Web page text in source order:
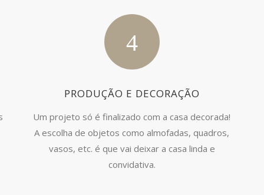
PRODUÇÃO E DECORAÇÃO
Um projeto só é finalizado com a casa decorada!
A escolha de objetos como almofadas, quadros,
vasos, etc. é que vai deixar a casa linda e
convidativa.